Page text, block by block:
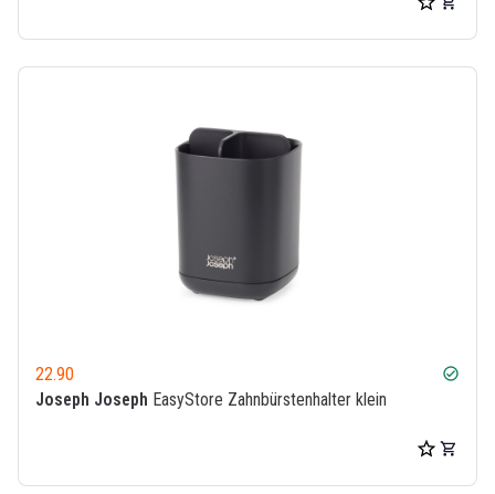
22.90 check_circle
Joseph Joseph EasyStore Zahnbürstenhalter klein